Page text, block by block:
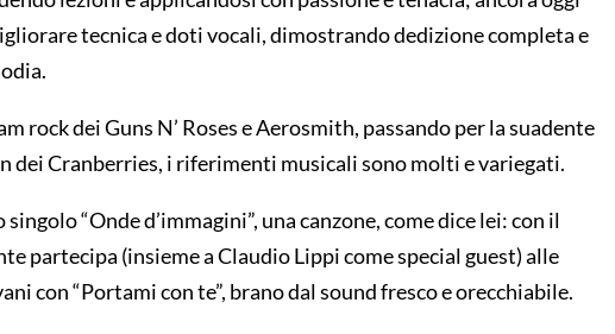
tecnica e doti vocali, dimostrando dedizione completa e
rock dei Guns N’ Roses e Aerosmith, passando per la suadente
dei Cranberries, i riferimenti musicali sono molti e variegati.
“Onde d’immagini”, una canzone, come dice lei: con il
partecipa (insieme a Claudio Lippi come special guest) alle
con “Portami con te”, brano dal sound fresco e orecchiabile.